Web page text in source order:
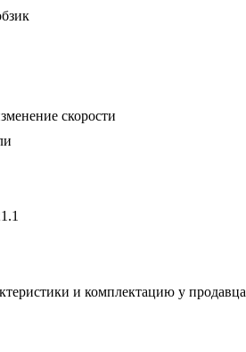
скорости
и комплектацию у продавца